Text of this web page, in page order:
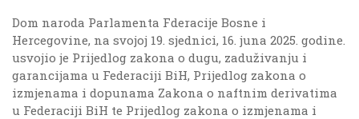
Dom naroda Parlamenta Fderacije Bosne i
Hercegovine, na svojoj 19. sjednici, 16. juna 2025. godine.
usvojio je Prijedlog zakona o dugu, zaduživanju i
garancijama u Federaciji BiH, Prijedlog zakona o
izmjenama i dopunama Zakona o naftnim derivatima
u Federaciji BiH te Prijedlog zakona o izmjenama i